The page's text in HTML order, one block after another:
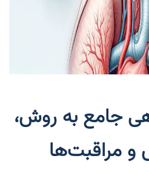
جامع به روش،
و مراقبت‌ها